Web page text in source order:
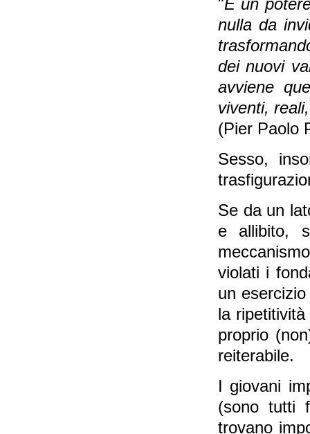
"È un
nulla da
dei nuovi
avviene
viventi,
(Pier Paolo
Sesso,
Se da un
e allibito,
violati i
un
la
proprio
reiterabile.
I giovani
(sono tutti
trovano